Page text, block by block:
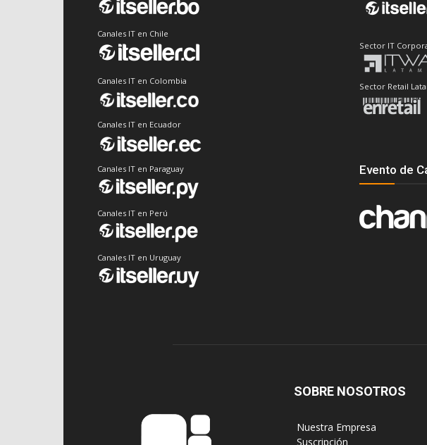
Canales IT en Chile
Canales IT en Colombia
Canales IT en Ecuador
Canales IT en Paraguay
Canales IT en Perú
Canales IT en Uruguay
Sector IT
Sector Retail
Evento de
SOBRE NOSOTROS
‎ Nuestra Empresa
‎ Suscripción